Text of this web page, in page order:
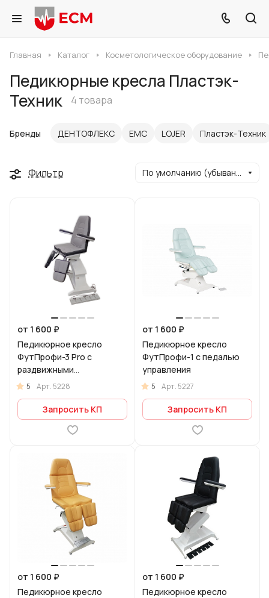
Главная Каталог Косметологическое оборудование
Педикюрные кресла Пластэк-
Техник
4 товара
Бренды ДЕНТОФЛЕКС ЕМС LOJER Пластэк-Техник
Фильтр По умолчанию (убывание)
от 1 600 ₽
Педикюрное кресло
ФутПрофи-3 Pro с
раздвижными
подножками
5 Арт. 5228
Запросить КП
от 1 600 ₽
Педикюрное кресло
ФутПрофи-1 с педалью
управления
5 Арт. 5227
Запросить КП
от 1 600 ₽
Педикюрное кресло
от 1 600 ₽
Педикюрное кресло